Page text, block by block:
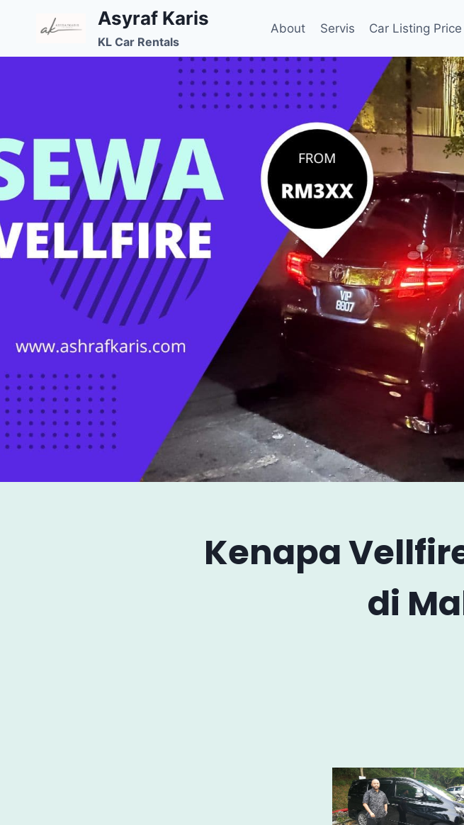
Asyraf Karis
KL Car Rentals
About Servis Car Listing Price
Kenapa
di